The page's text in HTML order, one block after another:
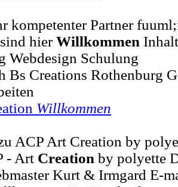
kompetenter Partner
hierWillkommen
Webdesign Schulung
Bs Creations Rothenburg
Willkommen
ACP Art Creation by
- Art Creation by polyette
Kurt & Irmgard E-